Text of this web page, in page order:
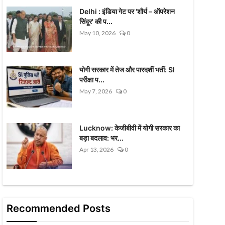
Delhi : इंडिया गेट पर 'शौर्य – ऑपरेशन
सिंदूर' की प...
May 10, 2026 0
योगी सरकार में तेज और पारदर्शी भर्ती: SI
परीक्षा प...
May 7, 2026 0
Lucknow: केजीबीवी में योगी सरकार का
बड़ा बदलाव: भर...
Apr 13, 2026 0
Recommended Posts